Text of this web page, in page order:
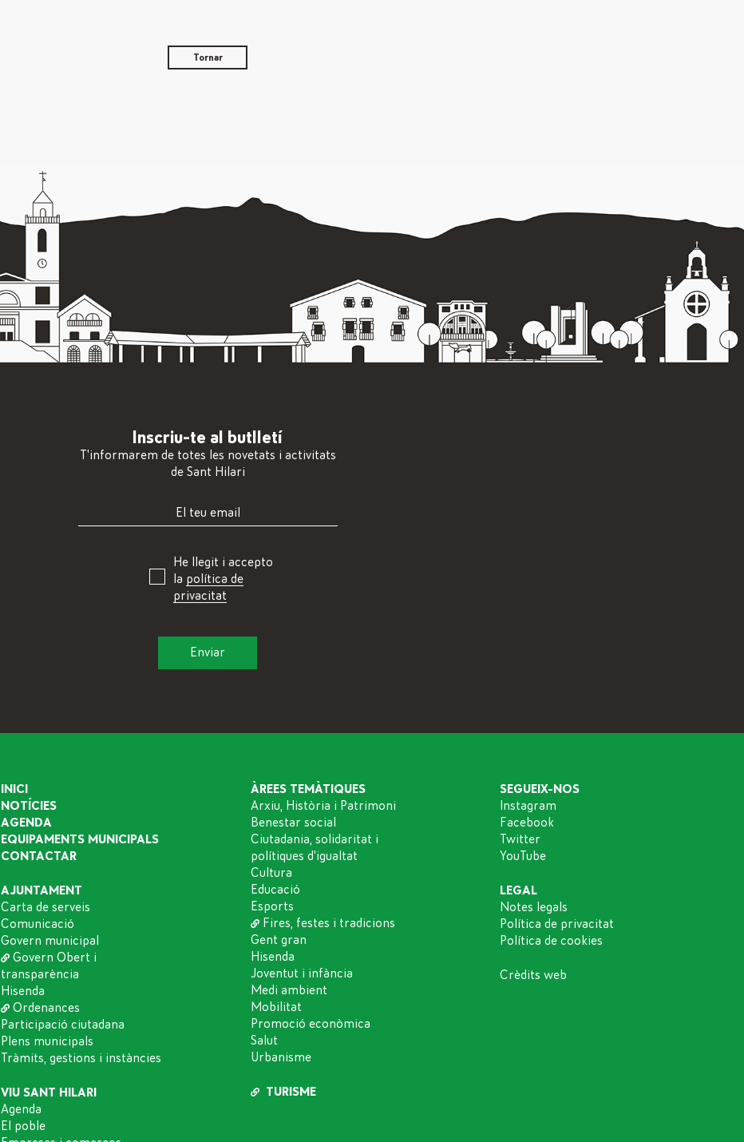
Tornar
Inscriu-te al butlletí
T'informarem de totes les novetats i activitats
de Sant Hilari
He llegit i accepto
la política de
privacitat
INICI
NOTÍCIES
AGENDA
EQUIPAMENTS MUNICIPALS
CONTACTAR
AJUNTAMENT
Carta de serveis
Comunicació
Govern municipal
Govern Obert i
transparència
Hisenda
Ordenances
Participació ciutadana
Plens municipals
Tràmits, gestions i instàncies
VIU SANT HILARI
Agenda
El poble
ÀREES TEMÀTIQUES
Arxiu, Història i Patrimoni
Benestar social
Ciutadania, solidaritat i
polítiques d'igualtat
Cultura
Educació
Esports
Fires, festes i tradicions
Gent gran
Hisenda
Joventut i infància
Medi ambient
Mobilitat
Promoció econòmica
Salut
Urbanisme
TURISME
SEGUEIX-NOS
Instagram
Facebook
Twitter
YouTube
LEGAL
Notes legals
Política de privacitat
Política de cookies
Crèdits web